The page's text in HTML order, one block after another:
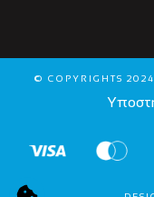
© COPYRIGHTS